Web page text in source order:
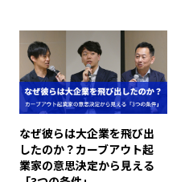
なぜ彼らは大企業を飛び出
したのか？カーブアウト起
業家の意思決定から見える